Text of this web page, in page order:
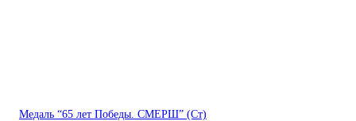
Медаль “65 лет Победы. СМЕРШ” (Ст)